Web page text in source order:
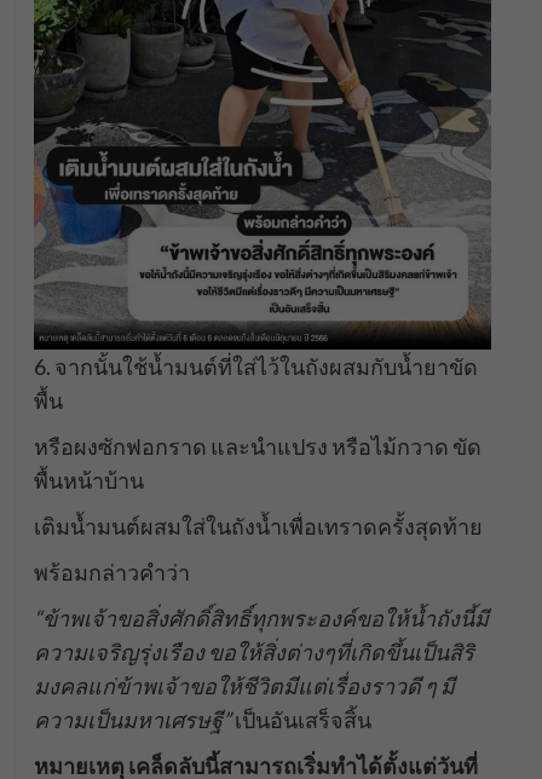
6. จากนั้นใช้น้ำมนต์ที่ใส่ไว้ในถังผสมกับน้ำยาขัด
พื้น
หรือผงซักฟอกราด และนำแปรง หรือไม้กวาด ขัด
พื้นหน้าบ้าน
เติมน้ำมนต์ผสมใส่ในถังน้ำเพื่อเทราดครั้งสุดท้าย
พร้อมกล่าวคำว่า
“ข้าพเจ้าขอสิ่งศักดิ์สิทธิ์ทุกพระองค์ขอให้น้ำถังนี้มี
ความเจริญรุ่งเรือง ขอให้สิ่งต่างๆที่เกิดขึ้นเป็นสิริ
มงคลแก่ข้าพเจ้าขอให้ชีวิตมีแต่เรื่องราวดี ๆ มี
ความเป็นมหาเศรษฐี”เป็นอันเสร็จสิ้น
หมายเหตุ เคล็ดลับนี้สามารถเริ่มทำได้ตั้งแต่วันที่